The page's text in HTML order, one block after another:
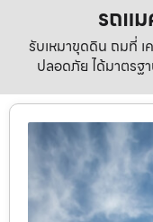
รถแ
รับเหมาขุดดิน ถมที่
ปลอดภัย ได้มาตรฐ